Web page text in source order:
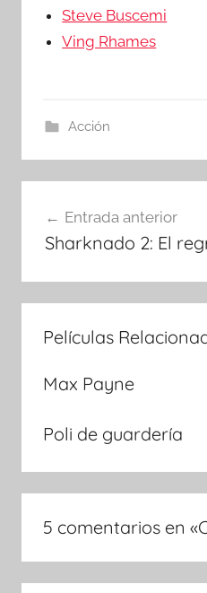
Steve Buscemi
Ving Rhames
Acción
Navegación
de
entradas
Entrada anterior
Sharknado 2: El
Películas
Max Payne
Poli de guardería
5 comentarios en «